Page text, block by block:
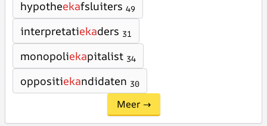
hypotheekafsluiters 49
interpretatiekaders 31
monopoliekapitalist 34
oppositiekandidaten 30
Meer →